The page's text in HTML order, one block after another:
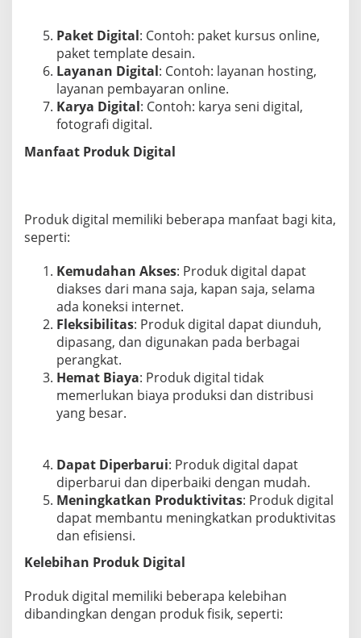
Paket Digital: Contoh: paket kursus online,
paket template desain.
Layanan Digital: Contoh: layanan hosting,
layanan pembayaran online.
Karya Digital: Contoh: karya seni digital,
fotografi digital.
Manfaat Produk Digital
Produk digital memiliki beberapa manfaat bagi kita,
seperti:
Kemudahan Akses: Produk digital dapat
diakses dari mana saja, kapan saja, selama
ada koneksi internet.
Fleksibilitas: Produk digital dapat diunduh,
dipasang, dan digunakan pada berbagai
perangkat.
Hemat Biaya: Produk digital tidak
memerlukan biaya produksi dan distribusi
yang besar.
Dapat Diperbarui: Produk digital dapat
diperbarui dan diperbaiki dengan mudah.
Meningkatkan Produktivitas: Produk digital
dapat membantu meningkatkan produktivitas
dan efisiensi.
Kelebihan Produk Digital
Produk digital memiliki beberapa kelebihan
dibandingkan dengan produk fisik, seperti: